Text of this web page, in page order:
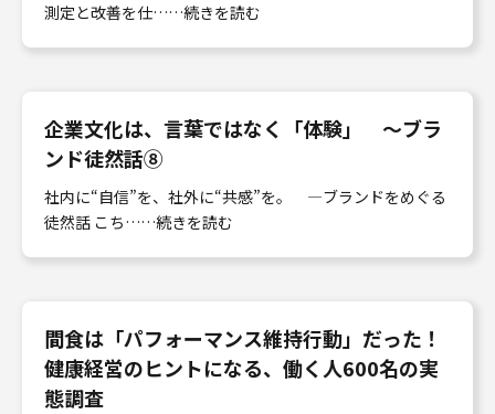
測定と改善を仕……続きを読む
企業文化は、言葉ではなく「体験」 〜ブラ
ンド徒然話⑧
社内に“自信”を、社外に“共感”を。 ―ブランドをめぐる
徒然話 こち……続きを読む
間食は「パフォーマンス維持行動」だった！
健康経営のヒントになる、働く人600名の実
態調査